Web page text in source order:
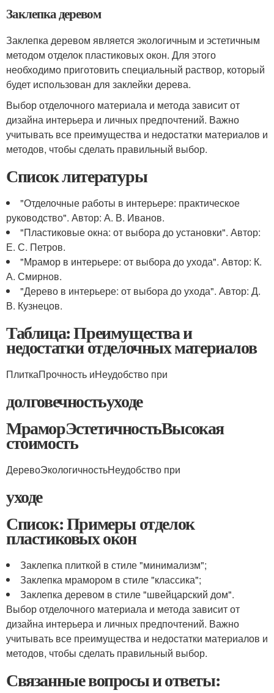
Заклепка деревом
Заклепка деревом является экологичным и эстетичным
методом отделок пластиковых окон. Для этого
необходимо приготовить специальный раствор, который
будет использован для заклейки дерева.
Выбор отделочного материала и метода зависит от
дизайна интерьера и личных предпочтений. Важно
учитывать все преимущества и недостатки материалов и
методов, чтобы сделать правильный выбор.
Список литературы
"Отделочные работы в интерьере: практическое
руководство". Автор: А. В. Иванов.
"Пластиковые окна: от выбора до установки". Автор:
Е. С. Петров.
"Мрамор в интерьере: от выбора до ухода". Автор: К.
А. Смирнов.
"Дерево в интерьере: от выбора до ухода". Автор: Д.
В. Кузнецов.
Таблица: Преимущества и
недостатки отделочных материалов
ПлиткаПрочность иНеудобство при
долговечностьуходе
МраморЭстетичностьВысокая
стоимость
ДеревоЭкологичностьНеудобство при
уходе
Список: Примеры отделок
пластиковых окон
Заклепка плиткой в стиле "минимализм";
Заклепка мрамором в стиле "классика";
Заклепка деревом в стиле "швейцарский дом".
Выбор отделочного материала и метода зависит от
дизайна интерьера и личных предпочтений. Важно
учитывать все преимущества и недостатки материалов и
методов, чтобы сделать правильный выбор.
Связанные вопросы и ответы: